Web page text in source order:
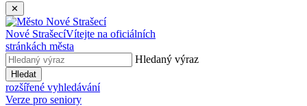
✕
Nové StrašecíVítejte na oficiálních
stránkách města
Hledaný výraz
Hledat
rozšířené vyhledávání
Verze pro seniory